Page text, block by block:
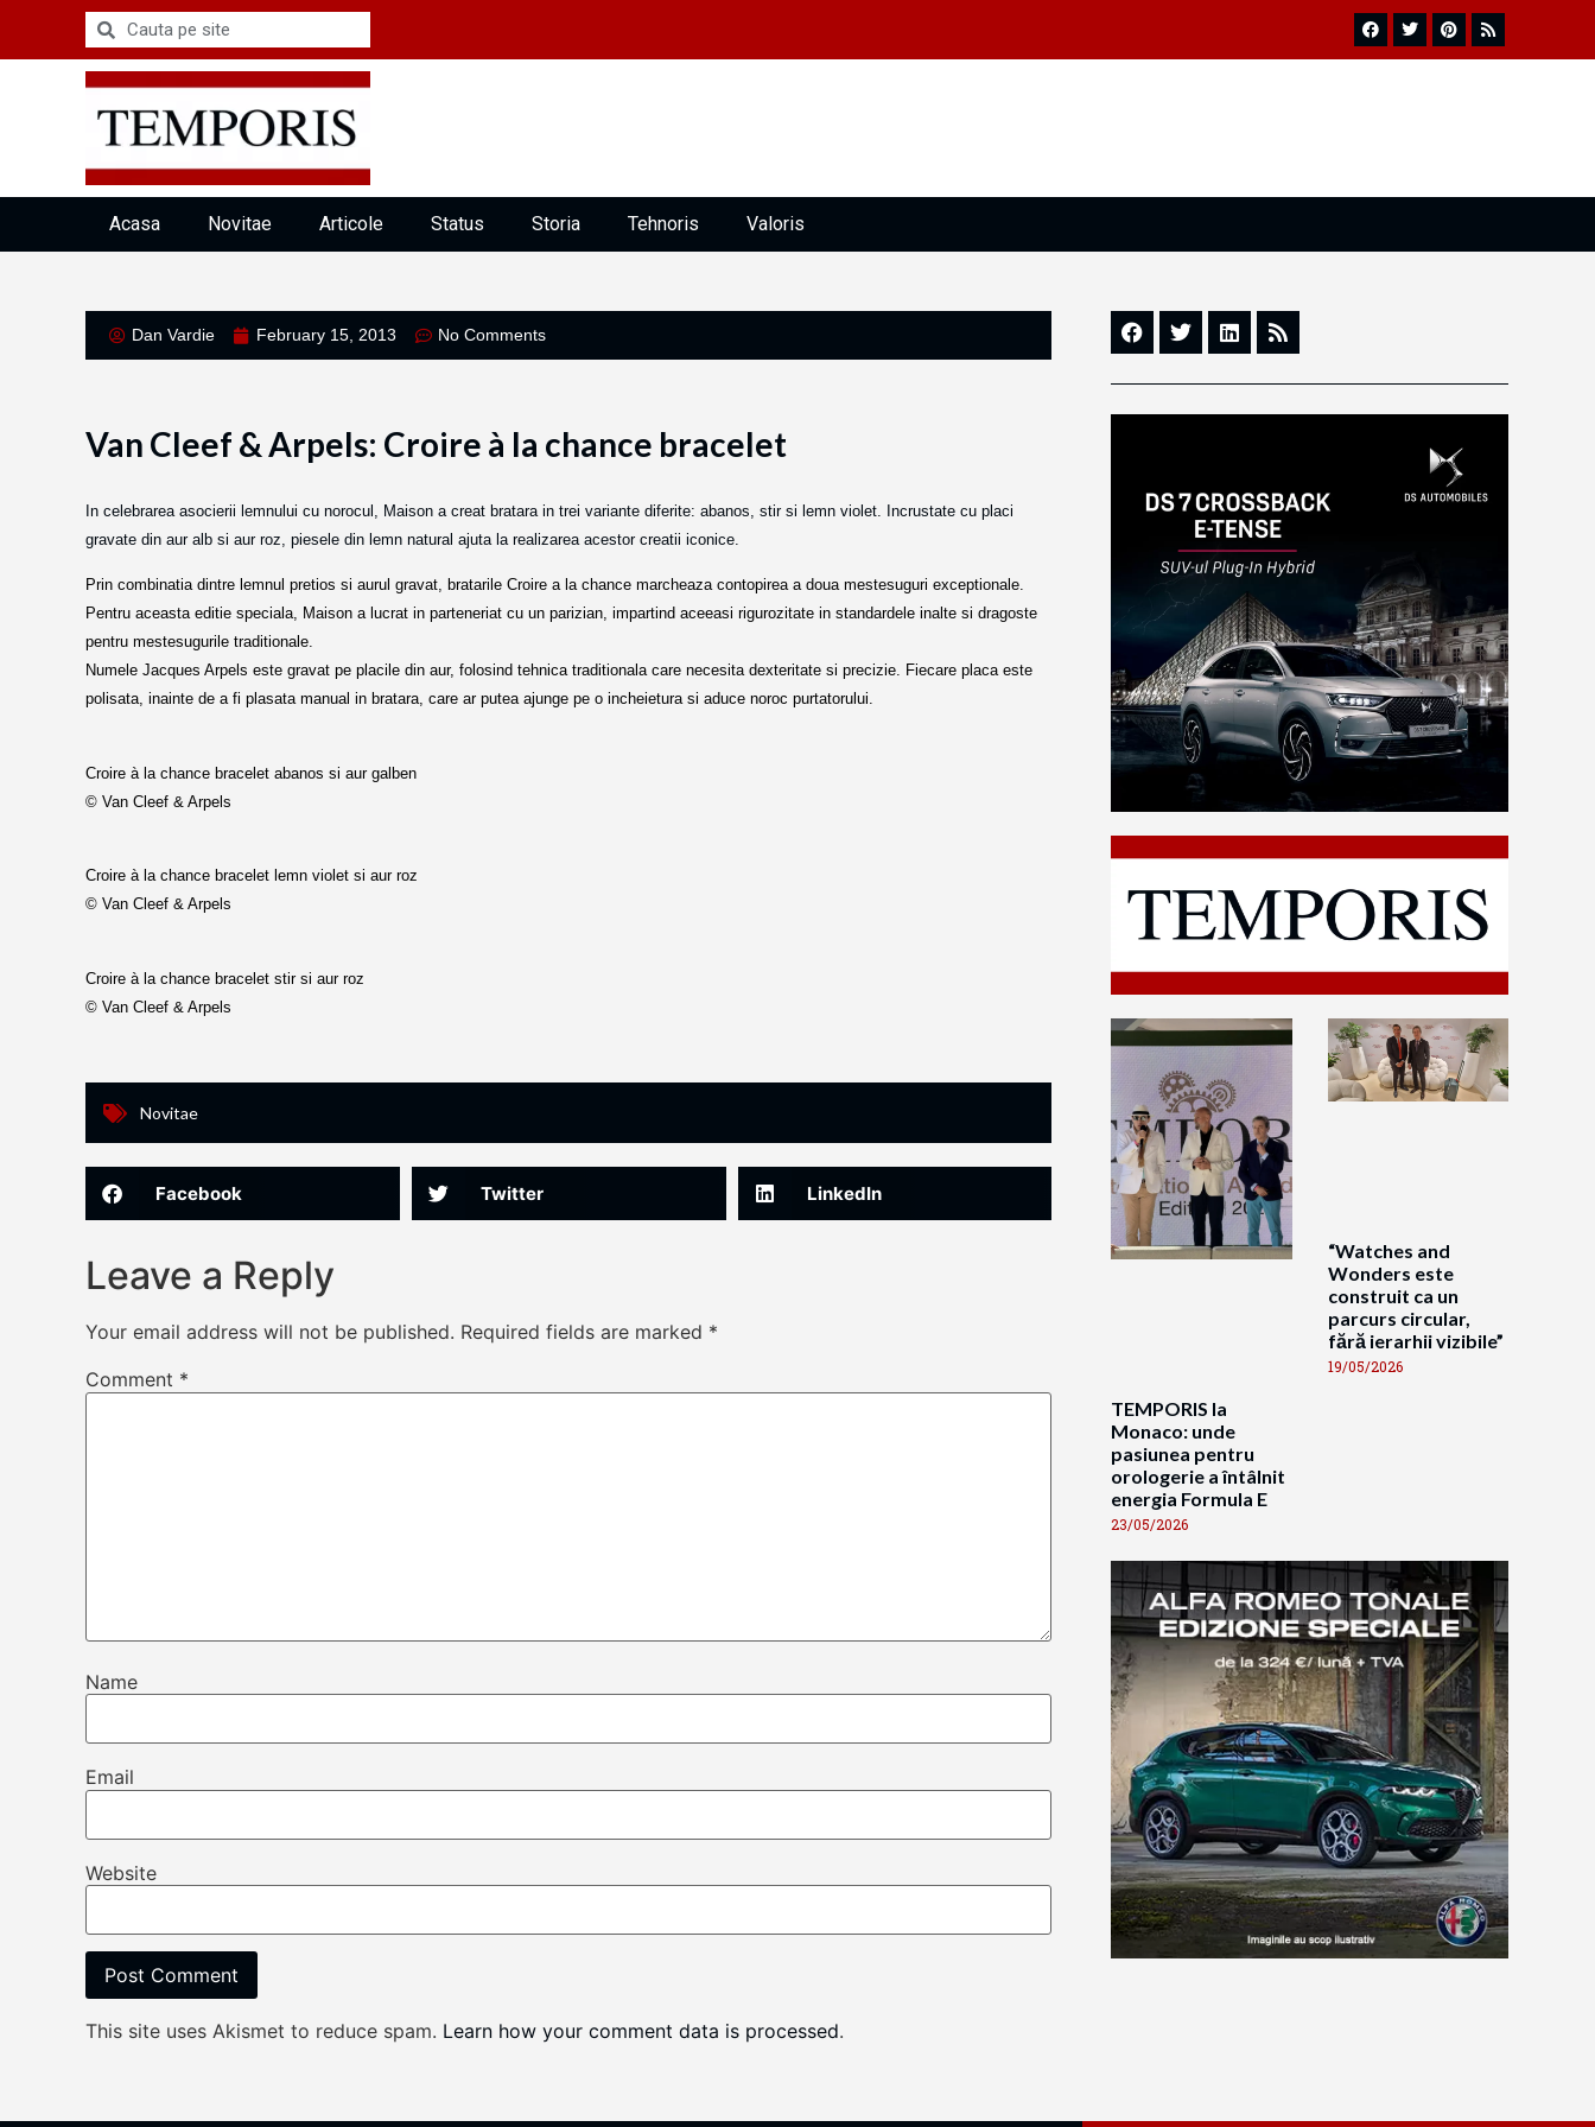
Acasa Novitae Articole Status Storia Tehnoris Valoris
Dan Vardie February 15, 2013 No Comments
Van Cleef & Arpels: Croire à la chance bracelet
In celebrarea asocierii lemnului cu norocul, Maison a creat bratara in trei variante diferite: abanos, stir si lemn violet. Incrustate cu placi
gravate din aur alb si aur roz, piesele din lemn natural ajuta la realizareaacestorcreatii iconice.
Prin combinatia dintre lemnul pretios si aurul gravat, bratarile Croire a la chance marcheaza contopirea a doua mestesuguri exceptionale.
Pentru aceasta editie speciala, Maison a lucrat in parteneriat cu un parizian, impartind aceeasi rigurozitate in standardele inalte si dragoste
pentru mestesugurile traditionale.
Numele Jacques Arpels este gravat pe placile din aur, folosind tehnica traditionala care necesita dexteritate si precizie. Fiecare placa este
polisata, inainte de a fi plasata manual in bratara, care ar putea ajunge pe o incheietura si aduce noroc purtatorului.
Croire à la chance bracelet abanos si aur galben
© Van Cleef & Arpels
Croire à la chance bracelet lemn violet si aur roz
© Van Cleef & Arpels
Croire à la chance bracelet stir si aur roz
© Van Cleef & Arpels
Novitae
Facebook Twitter LinkedIn
Leave a Reply
Your email address will not be published. Required fields are marked *
Comment *
Name
Email
Website
This site uses Akismet to reduce spam. Learn how your comment data is processed.
TEMPORIS la
Monaco: unde
pasiunea pentru
orologerie a întâlnit
energia Formula E
23/05/2026
“Watches and
Wonders este
construit ca un
parcurs circular,
fără ierarhii vizibile”
19/05/2026